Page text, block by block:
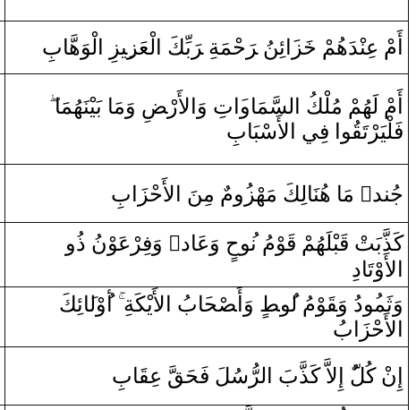
أَمْ عِ‍‌‍نْ‍‍دَهُمْ خَ‍‍ز ئِنُ ‌‍رَ حْمَةِ ‌‍رَبِّكَ لْعَز‍ِ‍ي‍‍زِ‌ لْوَهَّابِ
أَمْ لَهُمْ مُلْكُ ل‍‍سَّمَا‌و تِ ‌وَ لأَ‌رْ‍ضِ ‌وَمَا‌ بَيْنَهُمَا‌
فَلْيَرْتَ‍‍قُ‍‍و ‌ فِي لأَسْبَابِ
جُ‍‌‍ن‍‍د‌ٌ ‌ مَا‌ هُنَالِكَ مَهْز‍ُ‍‌وم ‌ مِنَ لأَحْزَ‌ابِ
كَذَّبَتْ قَ‍‍بْ‍‍لَهُمْ قَ‍‍وْمُ ن‍‍ُ‍وح ‌ ‌وَع‍‍َ‍ا‌د‌ٌ ‌ ‌وَفِ‍‍ر ْعَ‍‍وْنُ ‌ذُ‌و‌
لأَ‌وْتَا‌دِ
وَثَم‍‍ُ‍و‌دُ‌ ‌وَ‍قَ‍‍وْمُ ل‍‍ُ‍و‍ط ‌ ‌وَ‌أَ‍ صْ‍‍ح‍‍َ‍ابُ لأَيْكَةِ‌أ ‌وْل‍‍َ‍ائِكَ
لأَحْزَ‌ابُ
ن ْ كُلّ‌ ‌ ‌إِلاَّ‌ كَذَّبَ ل‍‍رُّسُلَ فَحَ‍‍قَّ عِ‍‍قَ‍‍ابِ